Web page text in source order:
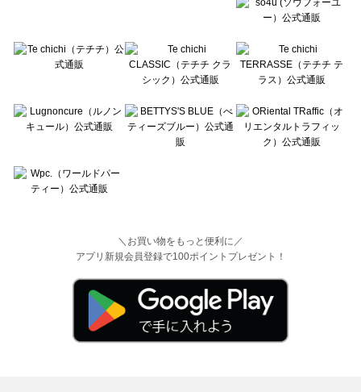
＼お買い物をもっと便利に／
アプリ新規会員登録で100ポイントプレゼント！